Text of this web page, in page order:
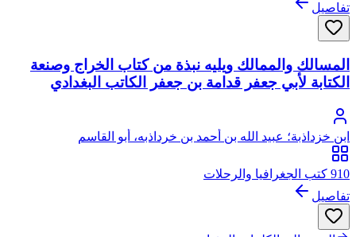
تفاصيل
المسالك والممالك ويليه نبذة من كتاب الخراج وصنعة
الكتابة لأبي جعفر قدامة بن جعفر الكاتب البغدادي
ابن خزداذبة؛ عبيد الله بن أحمد بن خرداذبه، أبو القاسم
910 كتب الجغرافيا والرحلات
تفاصيل